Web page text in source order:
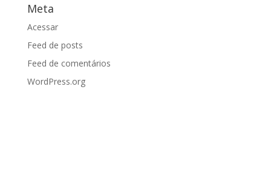
Meta
Acessar
Feed de posts
Feed de comentários
WordPress.org